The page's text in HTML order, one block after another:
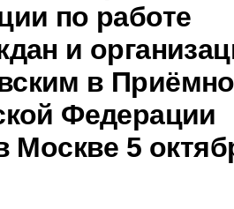
по работе
и
в
Федерации
Москве 5